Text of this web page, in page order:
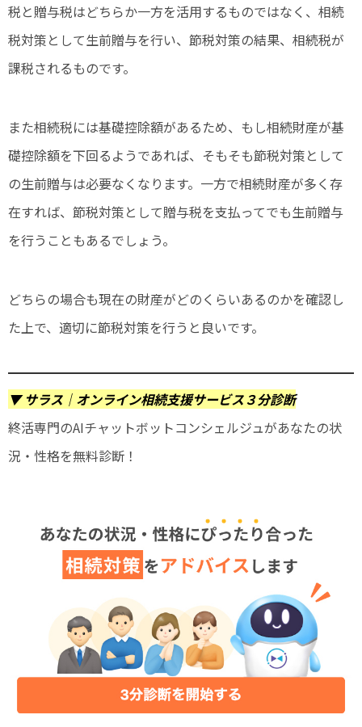
税と贈与税はどちらか一方を活用するものではなく、相続
税対策として生前贈与を行い、節税対策の結果、相続税が
課税されるものです。
また相続税には基礎控除額があるため、もし相続財産が基
礎控除額を下回るようであれば、そもそも節税対策として
の生前贈与は必要なくなります。一方で相続財産が多く存
在すれば、節税対策として贈与税を支払ってでも生前贈与
を行うこともあるでしょう。
どちらの場合も現在の財産がどのくらいあるのかを確認し
た上で、適切に節税対策を行うと良いです。
▼ サラス｜オンライン相続支援サービス３分診断
終活専門のAIチャットボットコンシェルジュがあなたの状
況・性格を無料診断！